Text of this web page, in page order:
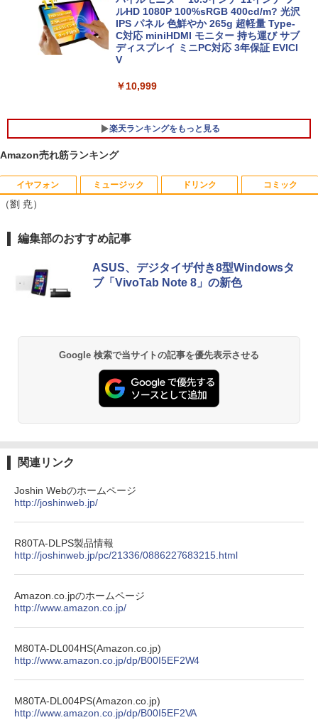
超軽量980g ノートパソコンSONY VAIO
PRO13 インテル第10世代 Core i5 1035
G1メモリ8GB 秒速起動SSD最大1TB 14
型FHD1920*1080高解像度 カメラ内蔵 ノ
き 5GWIFI Bluetooth 最新MicrosoftOff
￥25,800
ルHD 1080P 100%sRGB 400cd/m? 光沢
IPS パネル 色鮮やか 265g 超軽量 Type-
C対応 miniHDMI モニター 持ち運び サブ
ディスプレイ ミニPC対応 3年保証 EVICI
V
￥10,999
楽天ランキングをもっと見る
1
【3千円以上送料無料】世界の歴史 集英
￥19,800
2
ちいかわ なんか小さくてかわいいやつ
施設基準パーフェクトブック 2026年度
版 [ 一般社団法人日本施設基準管理士協
会 ]
クス） [ 原 泰久 ]
￥770
石花江のバスケ論 (1-7巻 最新刊) 全巻セ
ット [入荷予約]
Amazon売れ筋ランキング
イヤフォン
Anker Soundcore P40i オフホワイト
￥7,990
￥5,990
ラック
るーとゅーす コードレス ENCノイズキャン
セリング 自動ペアリング Type-C充電 マイク
学/WEB会議(ホワイト)
￥1,964
Xiaomi シャオミ REDMI Buds 8 Lite ワイヤ
レスイヤホン Bluetooth 5.4 ノイズキャンセ
リング ANC 36時間再生
ミュージック
BRUCE WAYNE feat. Flo Milli, ATL Jacob
[Explicit]
￥250
[Explicit]
BUGS LIFE
ドリンク
by Amazon 天然水 ラベルレス 500ml ×24本
富士山の天然水 バナジウム含有 水 ミネラル
ウォーター ペットボトル 静岡県産 500ミリリ
ットル (Smart Basic)
【Amazon.co.jp限定】 い・ろ・は・す 2L P
ET ラベルレス ×8本
￥1,112
art Basic)
【Amazon.co.jp限定】 伊藤園 磨かれて、澄
] [ 水分補給 ]
コミック
薬屋のひとりごと 17巻 (デジタル版ビッグガ
ンガンコミックス)
￥770
エース)
クスDIGITAL)
￥572
スーパーの裏でヤニ吸うふたり 9巻 (デジタル
版ビッグガンガンコミックス)
（劉 尭）
編集部のおすすめ記事
ASUS、デジタイザ付き8型Windowsタ
ブ「VivoTab Note 8」の新色
Google 検索で当サイトの記事を優先表示させる
関連リンク
Joshin Webのホームページ
http://joshinweb.jp/
R80TA-DLPS製品情報
http://joshinweb.jp/pc/21336/0886227683215.html
Amazon.co.jpのホームページ
http://www.amazon.co.jp/
M80TA-DL004HS(Amazon.co.jp)
http://www.amazon.co.jp/dp/B00I5EF2W4
M80TA-DL004PS(Amazon.co.jp)
http://www.amazon.co.jp/dp/B00I5EF2VA